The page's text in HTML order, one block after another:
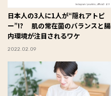
日本人の3人に1人が“隠れアトピ
ー”!? 肌の常在菌のバランスと腸
内環境が注目されるワケ
2022.02.09